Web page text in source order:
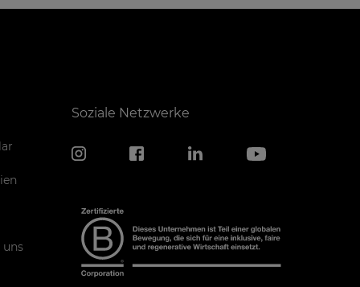
uns
Soziale Netzwerke